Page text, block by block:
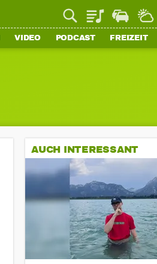
PlaylistStaupilot
VIDEO PODCAST FREIZEIT
AUCH INTERESSANT